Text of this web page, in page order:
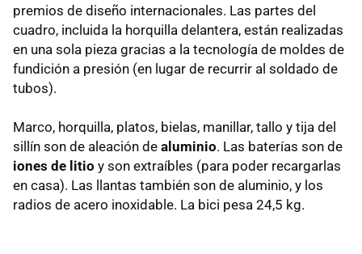
premios de diseño internacionales. Las partes del
cuadro, incluida la horquilla delantera, están realizadas
en una sola pieza gracias a la tecnología de moldes de
fundición a presión (en lugar de recurrir al soldado de
tubos).
Marco, horquilla, platos, bielas, manillar, tallo y tija del
sillín son de aleación de aluminio. Las baterías son de
iones de litio y son extraíbles (para poder recargarlas
en casa). Las llantas también son de aluminio, y los
radios de acero inoxidable. La bici pesa 24,5 kg.